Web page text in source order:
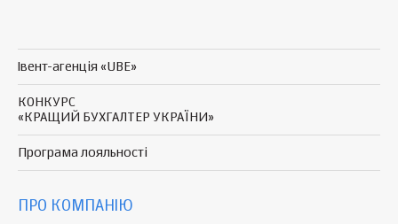
Івент-агенція «UBE»
КОНКУРС
«КРАЩИЙ БУХГАЛТЕР УКРАЇНИ»
Програма лояльності
ПРО КОМПАНІЮ